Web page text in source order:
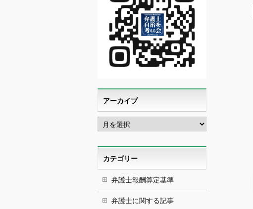
アーカイブ
ア
ー
イ
ブカテゴリー
弁護士報酬算定基準
弁護士に関する記事